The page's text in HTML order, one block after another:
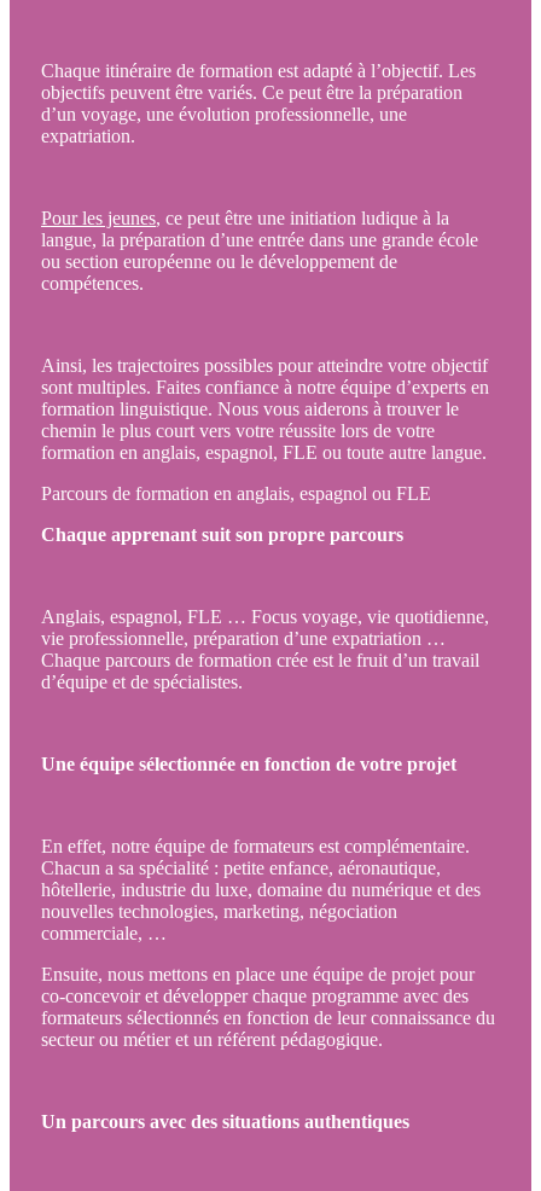
Chaque itinéraire de formation est adapté à l’objectif. Les
objectifs peuvent être variés. Ce peut être la préparation
d’un voyage, une évolution professionnelle, une
expatriation.
Pour les jeunes, ce peut être une initiation ludique à la
langue, la préparation d’une entrée dans une grande école
ou section européenne ou le développement de
compétences.
Ainsi, les trajectoires possibles pour atteindre votre objectif
sont multiples. Faites confiance à notre équipe d’experts en
formation linguistique. Nous vous aiderons à trouver le
chemin le plus court vers votre réussite lors de votre
formation en anglais, espagnol, FLE ou toute autre langue.
Parcours de formation en anglais, espagnol ou FLE
Chaque apprenant suit son propre parcours
Anglais, espagnol, FLE … Focus voyage, vie quotidienne,
vie professionnelle, préparation d’une expatriation …
Chaque parcours de formation crée est le fruit d’un travail
d’équipe et de spécialistes.
Une équipe sélectionnée en fonction de votre projet
En effet, notre équipe de formateurs est complémentaire.
Chacun a sa spécialité : petite enfance, aéronautique,
hôtellerie, industrie du luxe, domaine du numérique et des
nouvelles technologies, marketing, négociation
commerciale, …
Ensuite, nous mettons en place une équipe de projet pour
co-concevoir et développer chaque programme avec des
formateurs sélectionnés en fonction de leur connaissance du
secteur ou métier et un référent pédagogique.
Un parcours avec des situations authentiques